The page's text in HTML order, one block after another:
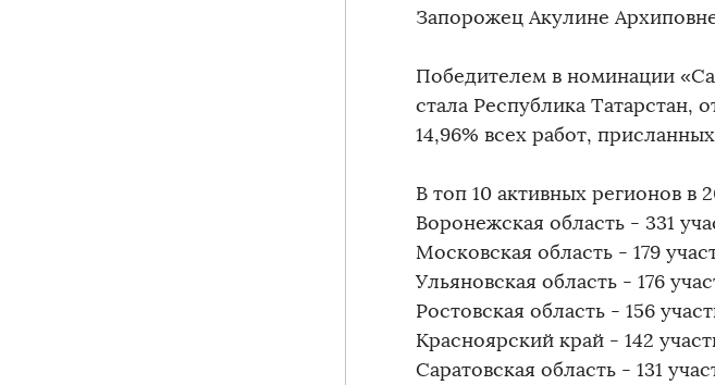
Запорожец Акулине
Победителем в номинации
стала Республика Татарстан,
14,96% всех работ,
В топ 10 активных регионов в
Воронежская область - 331
Московская область - 179
Ульяновская область - 176
Ростовская область - 156
Красноярский край - 142
Саратовская область - 131